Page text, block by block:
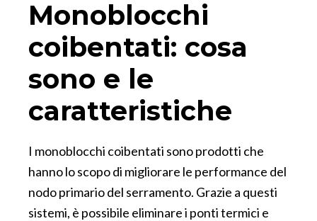
Monoblocchi
coibentati: cosa
sono e le
caratteristiche
I monoblocchi coibentati sono prodotti che
hanno lo scopo di migliorare le performance del
nodo primario del serramento. Grazie a questi
sistemi, è possibile eliminare i ponti termici e